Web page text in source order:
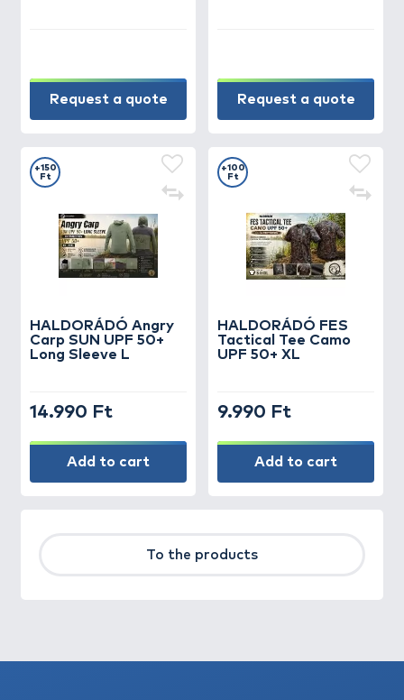
Request a quote Request a quote
HALDORÁDÓ Angry
Carp SUN UPF 50+
Long Sleeve L
+150
Ft
14.990 Ft
Add to cart
HALDORÁDÓ FES
Tactical Tee Camo
UPF 50+ XL
+100
Ft
9.990 Ft
Add to cart
To the products